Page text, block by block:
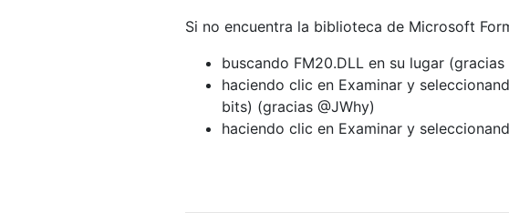
Si no encuentra la biblioteca de Microsoft
buscando FM20.DLL en su lugar
haciendo clic en Examinar y
bits) (gracias @JWhy)
haciendo clic en Examinar y